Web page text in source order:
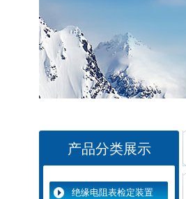
产品分类展示
绝缘电阻表检定装置